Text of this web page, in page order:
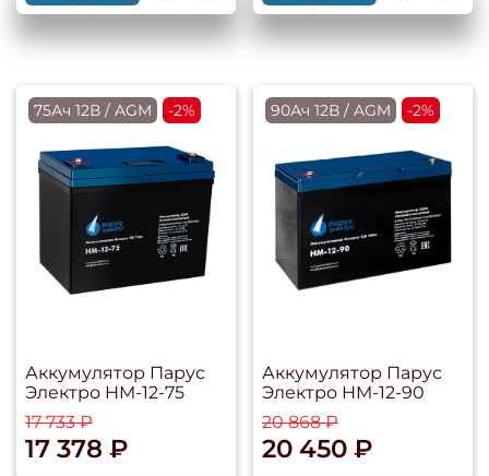
75Ач 12В / AGM -2%
Аккумулятор Парус
Электро HM-12-75
17 733 ₽
17 378 ₽
90Ач 12В / AGM -2%
Аккумулятор Парус
Электро HM-12-90
20 868 ₽
20 450 ₽